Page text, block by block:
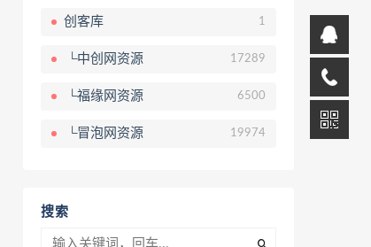
创客库 1
└中创网资源 17289
└福缘网资源 6500
└冒泡网资源 19974
搜索